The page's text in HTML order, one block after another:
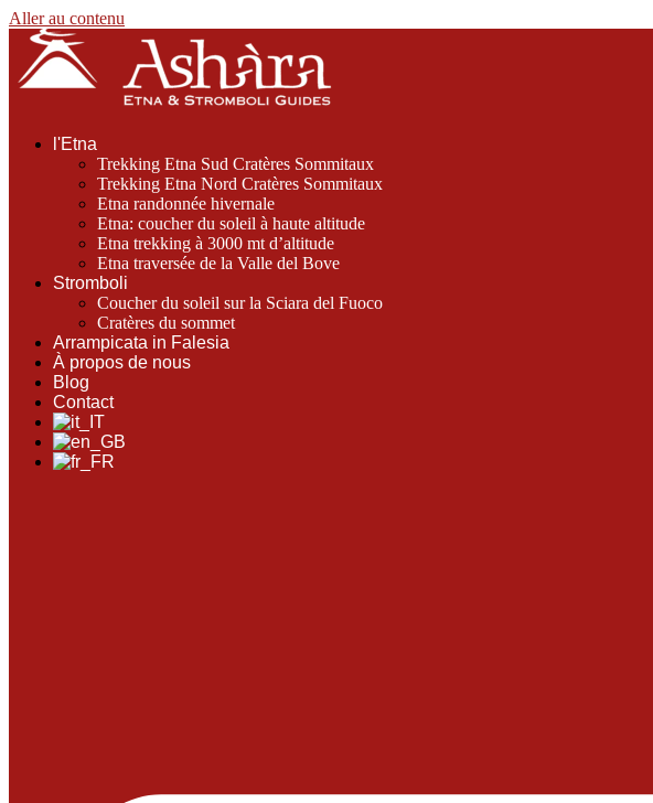
Aller au contenu
l'Etna
Trekking Etna Sud Cratères Sommitaux
Trekking Etna Nord Cratères Sommitaux
Etna randonnée hivernale
Etna: coucher du soleil à haute altitude
Etna trekking à 3000 mt d’altitude
Etna traversée de la Valle del Bove
Stromboli
Coucher du soleil sur la Sciara del Fuoco
Cratères du sommet
Arrampicata in Falesia
À propos de nous
Blog
Contact